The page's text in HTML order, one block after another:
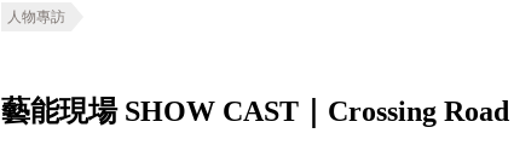
人物專訪
藝能現場 SHOW CAST｜Crossing Road